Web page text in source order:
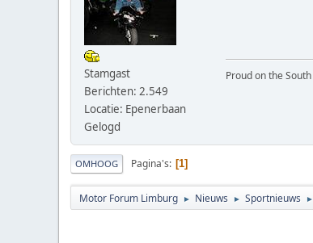
Stamgast
Berichten: 2.549
Locatie: Epenerbaan
Gelogd
Proud on the South
OMHOOG Pagina's 1
Motor Forum Limburg ► Nieuws ► Sportnieuws ►